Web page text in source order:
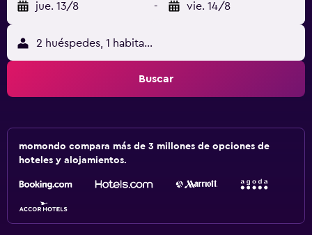
jue. 13/8 - vie. 14/8
2 huéspedes, 1 habitación
Buscar
momondo compara más de 3 millones de opciones de
hoteles y alojamientos.